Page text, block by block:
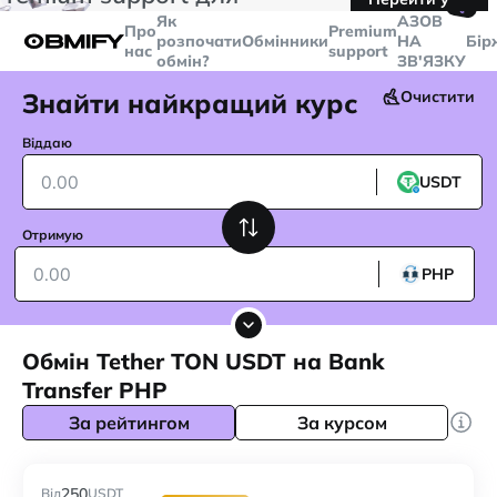
більше
Telegram
Про
нас
Як
розпочати
обмін?
ОбмінникиPremium
support
🤙
AЗОВ
НА
ЗВ'ЯЗКУ
Знайти найкращий курс Очистити
Віддаю
USDT
Отримую
PHP
Обмін Tether TON USDT на Bank
Transfer PHP
За рейтингом За курсом
Від USDT